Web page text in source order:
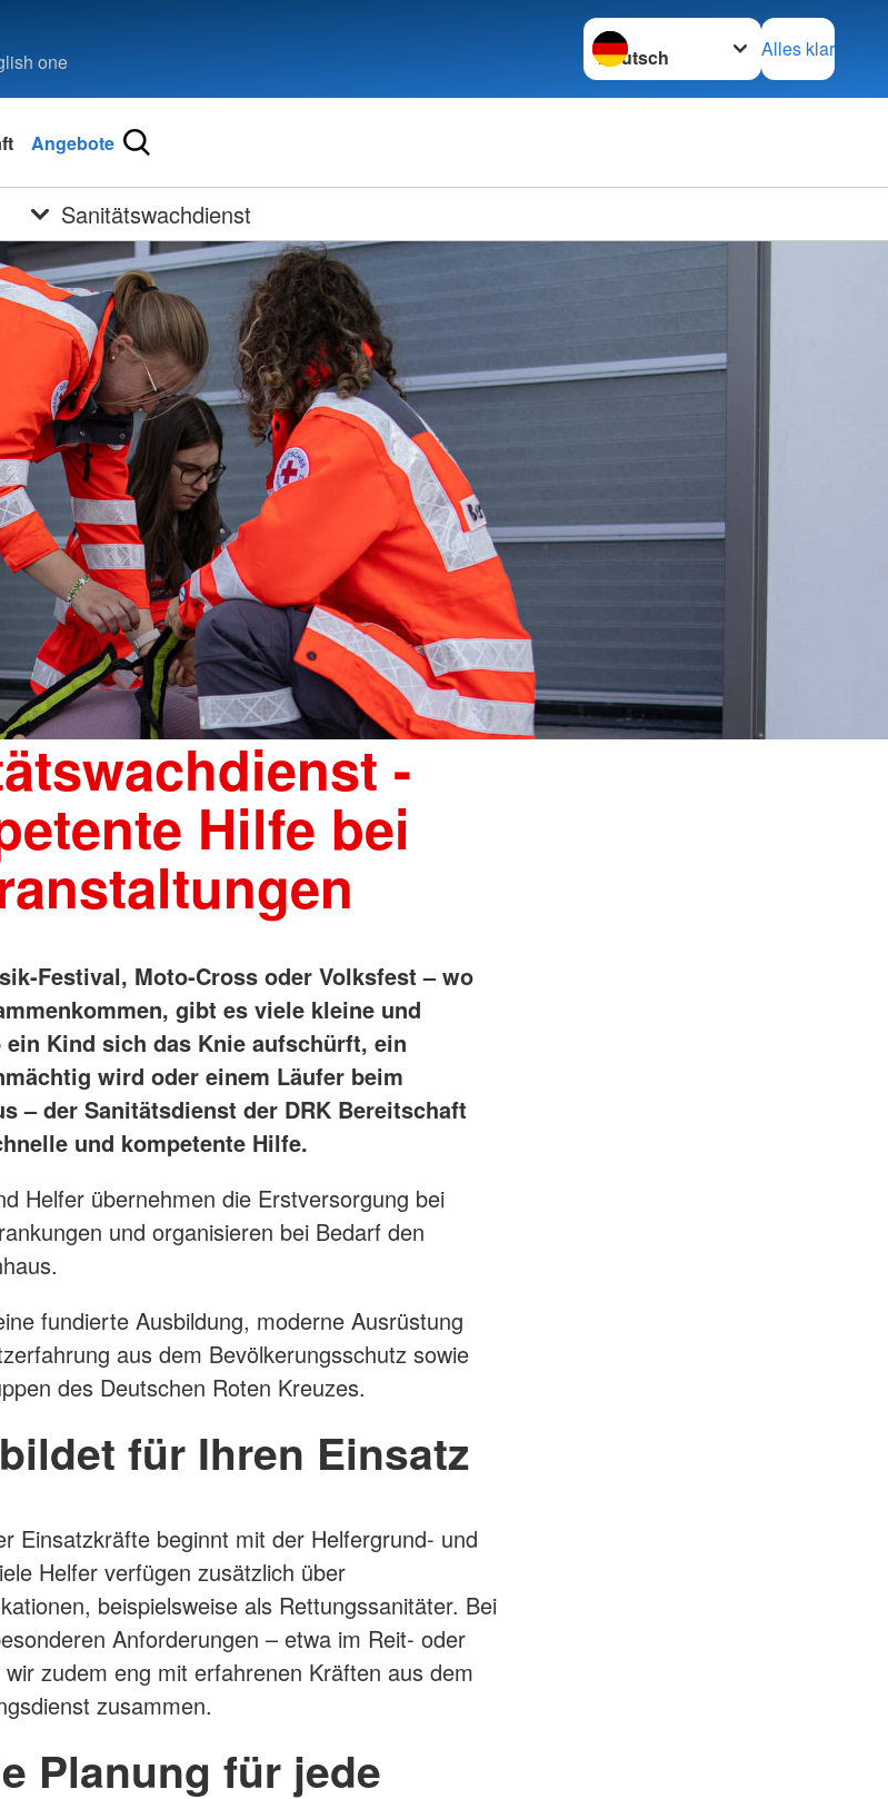
one
Sprache wechseln zu
Alles klar
Angebote
Sanitätswachdienst
-
Hilfe bei
Festival, Moto-Cross oder Volksfest – wo
gibt es viele kleine und
Kind sich das Knie aufschürft, ein
wird oder einem Läufer beim
– der Sanitätsdienst der DRK Bereitschaft
und kompetente Hilfe.
Helfer übernehmen die Erstversorgung bei
und organisieren bei Bedarf den
fundierte Ausbildung, moderne Ausrüstung
aus dem Bevölkerungsschutz sowie
des Deutschen Roten Kreuzes.
für Ihren Einsatz
Einsatzkräfte beginnt mit der Helfergrund- und
Helfer verfügen zusätzlich über
beispielsweise als Rettungssanitäter. Bei
Anforderungen – etwa im Reit- oder
zudem eng mit erfahrenen Kräften aus dem
zusammen.
Planung für jede